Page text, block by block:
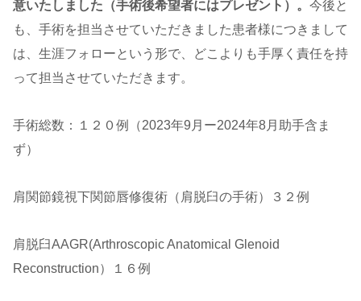
意いたしました（手術後希望者にはプレゼント）。 今後と
も、手術を担当させていただきました患者様につきまして
は、生涯フォローという形で、どこよりも手厚く責任を持
って担当させていただきます。
手術総数：１２０例（2023年9月ー2024年8月助手含ま
ず）
肩関節鏡視下関節唇修復術（肩脱臼の手術）３２例
肩脱臼AAGR(Arthroscopic Anatomical Glenoid
Reconstruction）１６例